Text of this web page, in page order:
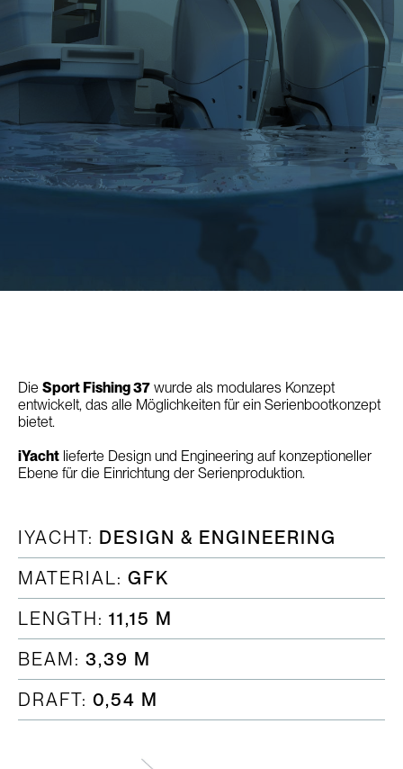
Die Sport Fishing 37 wurde als modulares Konzept
entwickelt, das alle Möglichkeiten für ein Serienbootkonzept
bietet.
iYacht lieferte Design und Engineering auf konzeptioneller
Ebene für die Einrichtung der Serienproduktion.
IYACHT: DESIGN & ENGINEERING
MATERIAL: GFK
LENGTH: 11,15 M
BEAM: 3,39 M
DRAFT: 0,54 M